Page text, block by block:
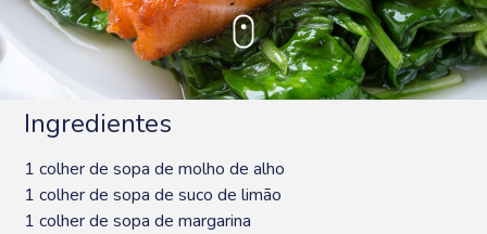
Ingredientes
1 colher de sopa de molho de alho
1 colher de sopa de suco de limão
1 colher de sopa de margarina